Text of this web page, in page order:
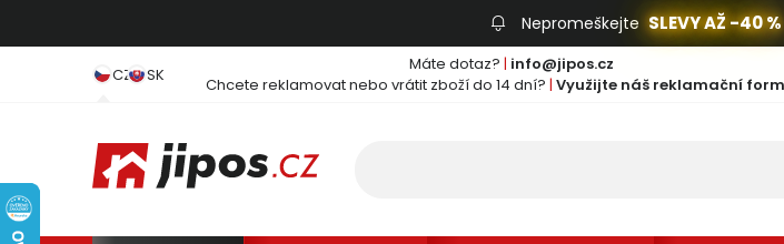
Nepromeškejte SLEVY AŽ -40 %
CZ SK Máte dotaz? | info@jipos.cz
Chcete reklamovat nebo vrátit zboží do 14 dní? | Využijte náš reklamační